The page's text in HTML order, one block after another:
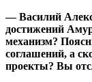
— Василий
достижений
механизм?
соглашений, а
проекты? Вы